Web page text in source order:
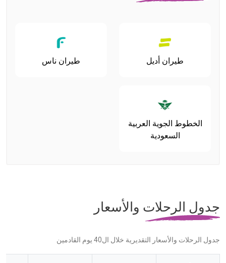
طيران أديل طيران ناس
الخطوط الجوية العربية
السعودية
جدول الرحلات والأسعار
جدول الرحلات والأسعار التقديرية خلال ال40 يوم القادمين